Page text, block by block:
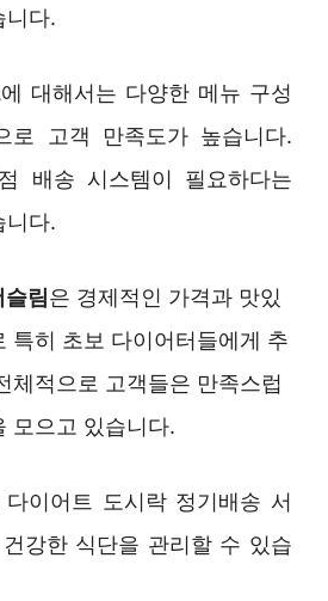
니다.
에 대해서는 다양한 메뉴 구성
로 고객 만족도가 높습니다.
배송 시스템이 필요하다는
니다.
슬림은 경제적인 가격과 맛있
특히 초보 다이어터들에게 추
체적으로 고객들은 만족스럽
모으고 있습니다.
이어트 도시락 정기배송 서
강한 식단을 관리할 수 있습